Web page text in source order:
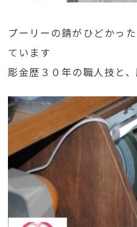
プーリーの錆がひどかっ
ています
彫金歴３０年の職人技と